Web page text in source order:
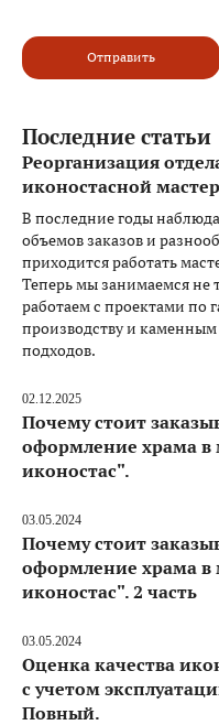
Отправить
Последние статьи
Реорганизация
иконостасной
В последние годы
объемов заказов и
приходится работать
Теперь мы занимаемся не
работаем с проектами по
производству и каменным
подходов.
02.12.2025
Почему стоит
оформление храма в
иконостас".
03.05.2024
Почему стоит
оформление храма в
иконостас". 2 часть
03.05.2024
Оценка качества
с учетом
Повный.